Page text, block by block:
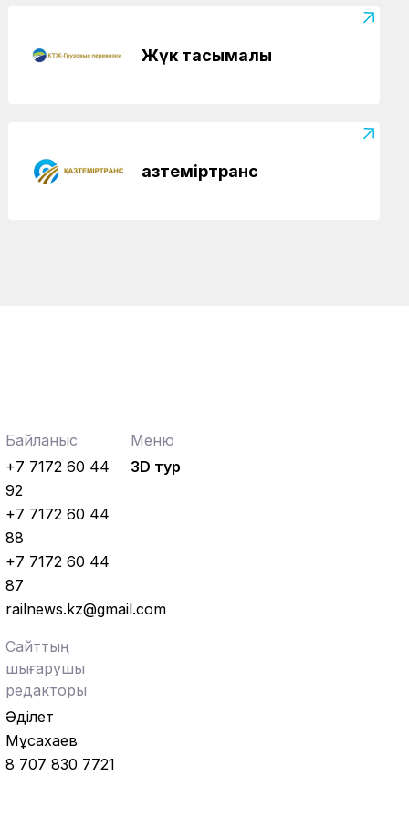
қимыл мәселелері бойынша оқыту іс-
сенімділігін арттырады
Аймақтар
Ғасырлық тарихы бар вокзалдар
Жүк тасымалы
Қазтеміртранс
Байланыс
+7 7172 60 44
92
+7 7172 60 44
88
+7 7172 60 44
87
railnews.kz@gmail.com
Сайттың
шығарушы
редакторы
Әділет
Мұсахаев
8 707 830 7721
Меню
3D тур